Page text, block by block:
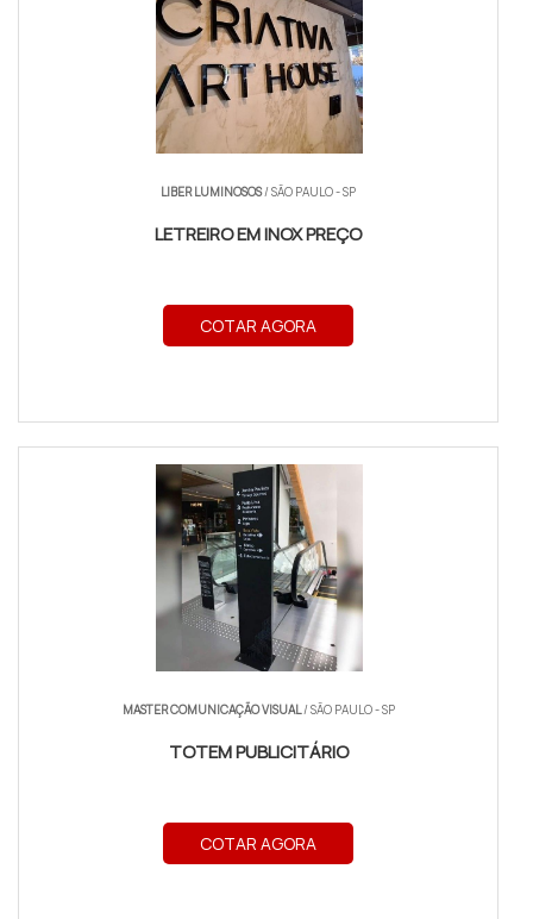
LIBER LUMINOSOS/ SÃO PAULO - SP
LETREIRO EM INOX PREÇO
COTAR AGORA
MASTER COMUNICAÇÃO VISUAL/ SÃO PAULO - SP
TOTEM PUBLICITÁRIO
COTAR AGORA